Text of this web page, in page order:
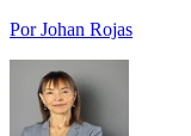
PorJohan Rojas